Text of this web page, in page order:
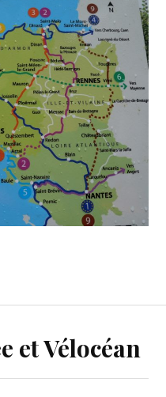
et Vélocéan